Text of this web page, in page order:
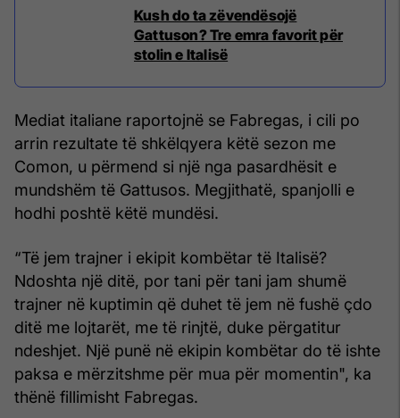
Kush do ta zëvendësojë
Gattuson? Tre emra favorit për
stolin e Italisë
Mediat italiane raportojnë se Fabregas, i cili po
arrin rezultate të shkëlqyera këtë sezon me
Comon, u përmend si një nga pasardhësit e
mundshëm të Gattusos. Megjithatë, spanjolli e
hodhi poshtë këtë mundësi.
“Të jem trajner i ekipit kombëtar të Italisë?
Ndoshta një ditë, por tani për tani jam shumë
trajner në kuptimin që duhet të jem në fushë çdo
ditë me lojtarët, me të rinjtë, duke përgatitur
ndeshjet. Një punë në ekipin kombëtar do të ishte
paksa e mërzitshme për mua për momentin", ka
thënë fillimisht Fabregas.